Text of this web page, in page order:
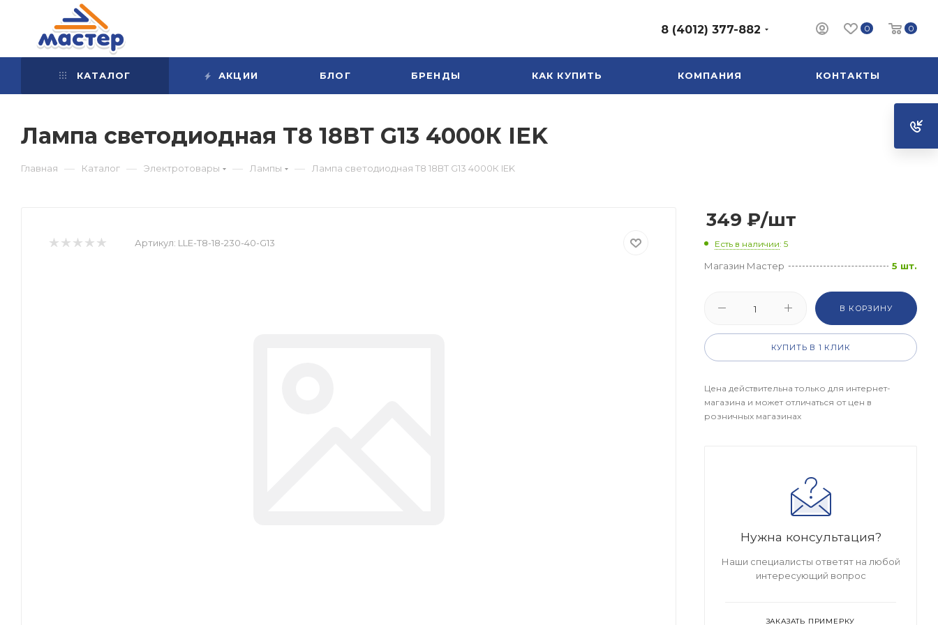
0 0
8 (4012) 377-882
КАТАЛОГ АКЦИИ БЛОГ БРЕНДЫ КАК КУПИТЬ КОМПАНИЯ КОНТАКТЫ
Лампа светодиодная T8 18ВТ G13 4000К IEK
Главная — Каталог — Электротовары — Лампы — Лампа светодиодная T8 18ВТ G13 4000К IEK
Артикул: LLE-T8-18-230-40-G13
349 ₽/шт
Есть в наличии: 5
Магазин Мастер 5 шт.
В КОРЗИНУ
КУПИТЬ В 1 КЛИК
Цена действительна только для интернет-
магазина и может отличаться от цен в
розничных магазинах
Нужна консультация?
Наши специалисты ответят на любой
интересующий вопрос
ЗАКАЗАТЬ ПРИМЕРКУ